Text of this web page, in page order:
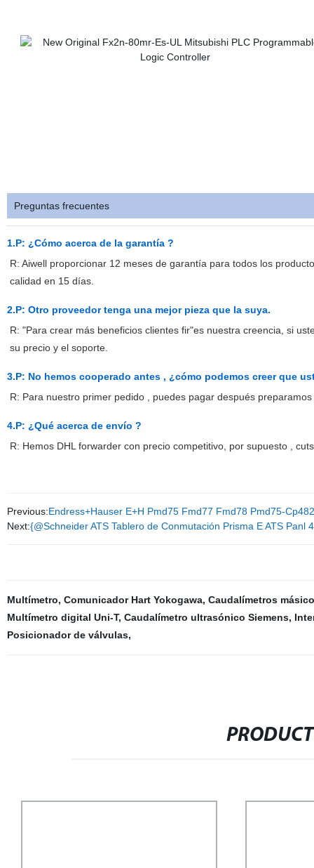
Preguntas frecuentes
1.P: ¿Cómo acerca de la garantía ?
R: Aiwell proporcionar 12 meses de garantía para todos los
calidad en 15 días.
2.P: Otro proveedor tenga una mejor pieza que la suya.
R: "Para crear más beneficios clientes fir"es nuestra creencia, si
su precio y el soporte.
3.P: No hemos cooperado antes , ¿cómo podemos creer que
R: Para nuestro primer pedido , puedes pagar después
4.P: ¿Qué acerca de envío ?
R: Hemos DHL forwarder con precio competitivo, por supuesto ,
Previous:Endress+Hauser E+H Pmd75 Fmd77 Fmd78 Pmd75-
Next:{@Schneider ATS Tablero de Conmutación Prisma E ATS
Multímetro, Comunicador Hart Yokogawa, Caudalímetros
Multímetro digital Uni-T, Caudalímetro ultrasónico Siemens,
Posicionador de válvulas,